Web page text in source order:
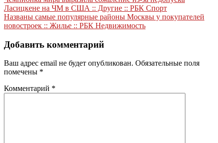
по
записям
Ласицкене на ЧМ в США :: Другие :: РБК Спорт
Названы самые популярные районы Москвы у покупателей
новостроек :: Жилье :: РБК Недвижимость
Добавить комментарий
Ваш адрес email не будет опубликован. Обязательные поля
помечены *
Комментарий *